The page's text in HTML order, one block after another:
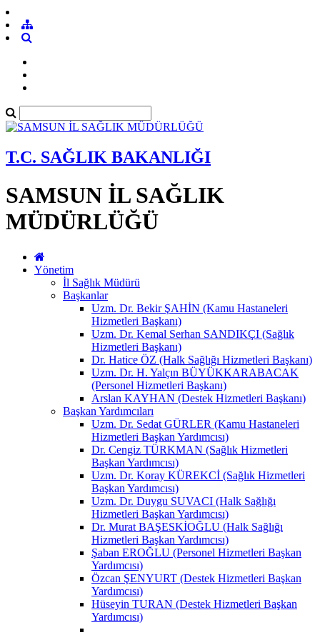
T.C. SAĞLIK BAKANLIĞI
SAMSUN İL SAĞLIK
MÜDÜRLÜĞÜ
Yönetim
İl Sağlık Müdürü
Başkanlar
Uzm. Dr. Bekir ŞAHİN (Kamu Hastaneleri
Hizmetleri Başkanı)
Uzm. Dr. Kemal Serhan SANDIKÇI (Sağlık
Hizmetleri Başkanı)
Dr. Hatice ÖZ (Halk Sağlığı Hizmetleri Başkanı)
Uzm. Dr. H. Yalçın BÜYÜKKARABACAK
(Personel Hizmetleri Başkanı)
Arslan KAYHAN (Destek Hizmetleri Başkanı)
Başkan Yardımcıları
Uzm. Dr. Sedat GÜRLER (Kamu Hastaneleri
Hizmetleri Başkan Yardımcısı)
Dr. Cengiz TÜRKMAN (Sağlık Hizmetleri
Başkan Yardımcısı)
Uzm. Dr. Koray KÜREKCİ (Sağlık Hizmetleri
Başkan Yardımcısı)
Uzm. Dr. Duygu SUVACI (Halk Sağlığı
Hizmetleri Başkan Yardımcısı)
Dr. Murat BAŞESKİOĞLU (Halk Sağlığı
Hizmetleri Başkan Yardımcısı)
Şaban EROĞLU (Personel Hizmetleri Başkan
Yardımcısı)
Özcan ŞENYURT (Destek Hizmetleri Başkan
Yardımcısı)
Hüseyin TURAN (Destek Hizmetleri Başkan
Yardımcısı)